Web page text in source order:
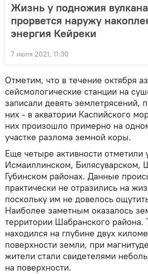
Жизнь у подножия
прорвется наружу
энергия Кейреки
7 июля 2021, 11:30
Отметим, что в течение октября
сейсмологические станции на
записали девять землетрясений,
них - в акватории Каспийского
них произошло примерно на
участке разлома земной коры.
Еще четыре активности отметили
Исмаиллинском, Билясуварском,
Губинском районах. Данные
практически не отразились на
поскольку им не довелось
Наиболее заметным оказалось
территории Шабранского района.
находился на глубине двух
поверхности земли, при
жители стали свидетелями
на поверхности.